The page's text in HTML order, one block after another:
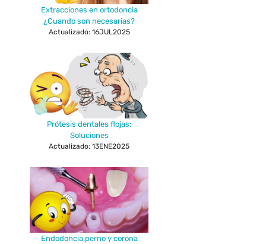
Extracciones en ortodoncia
¿Cuando son necesarias?
Actualizado: 16JUL2025
Prótesis dentales flojas:
Soluciones
Actualizado: 13ENE2025
Endodoncia,perno y corona